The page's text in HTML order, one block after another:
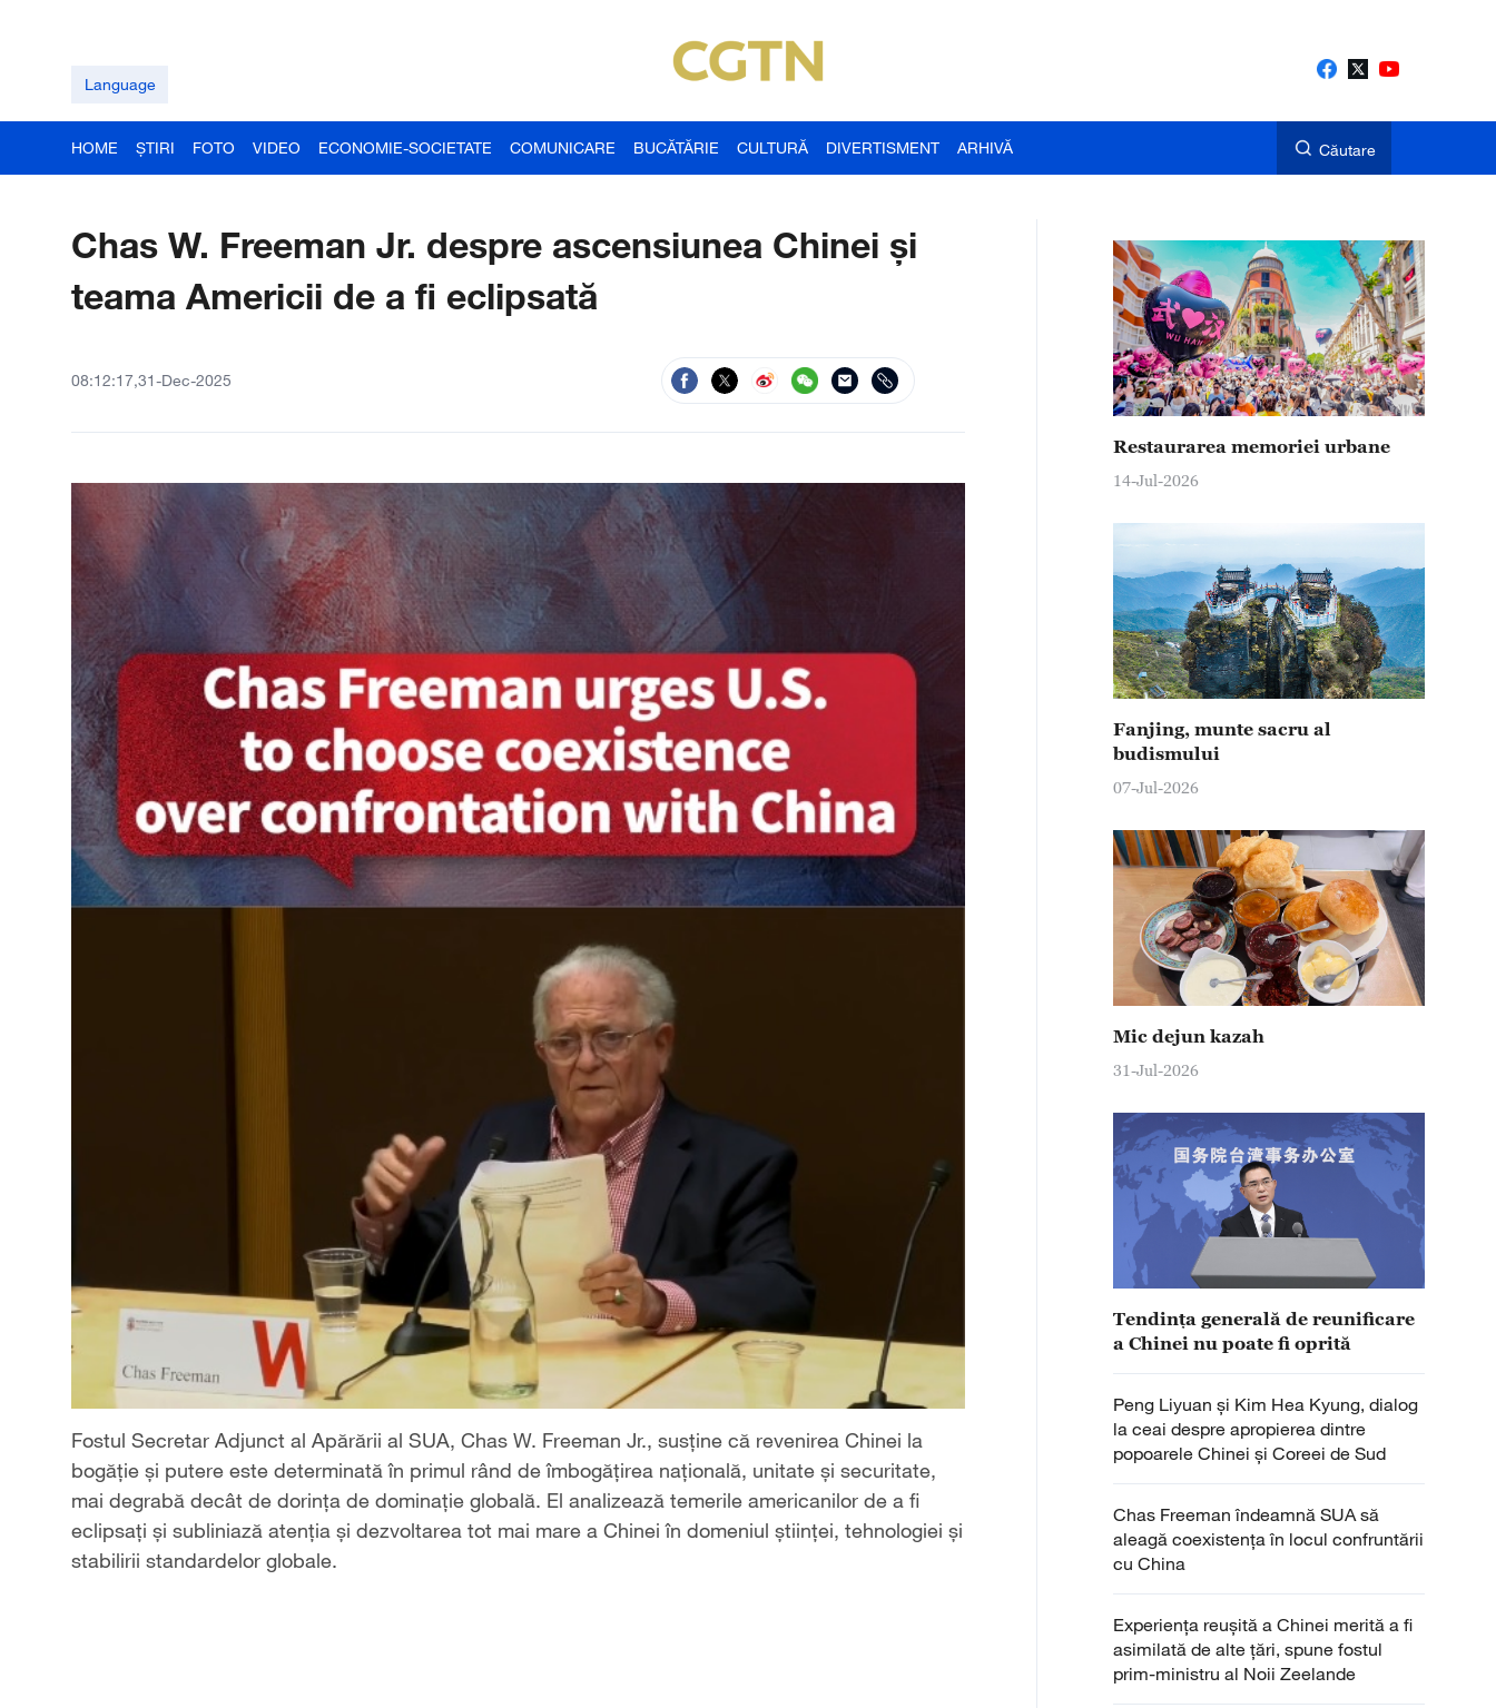
Language
HOME ȘTIRI FOTO VIDEO ECONOMIE-SOCIETATE COMUNICARE BUCĂTĂRIE CULTURĂ DIVERTISMENT ARHIVĂ Căutare
Chas W. Freeman Jr. despre ascensiunea Chinei și
teama Americii de a fi eclipsată
08:12:17,31-Dec-2025
Fostul Secretar Adjunct al Apărării al SUA, Chas W. Freeman Jr., susține că revenirea Chinei la
bogăție și putere este determinată în primul rând de îmbogățirea națională, unitate și securitate,
mai degrabă decât de dorința de dominație globală. El analizează temerile americanilor de a fi
eclipsați și subliniază atenția și dezvoltarea tot mai mare a Chinei în domeniul științei, tehnologiei și
stabilirii standardelor globale.
Restaurarea memoriei urbane
14-Jul-2026
Fanjing, munte sacru al
budismului
07-Jul-2026
Mic dejun kazah
31-Jul-2026
Tendința generală de reunificare
a Chinei nu poate fi oprită
Peng Liyuan și Kim Hea Kyung, dialog
la ceai despre apropierea dintre
popoarele Chinei și Coreei de Sud
Chas Freeman îndeamnă SUA să
aleagă coexistența în locul confruntării
cu China
Experiența reușită a Chinei merită a fi
asimilată de alte țări, spune fostul
prim-ministru al Noii Zeelande